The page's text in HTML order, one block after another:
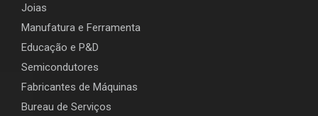
Joias
Manufatura e Ferramenta
Educação e P&D
Semicondutores
Fabricantes de Máquinas
Bureau de Serviços